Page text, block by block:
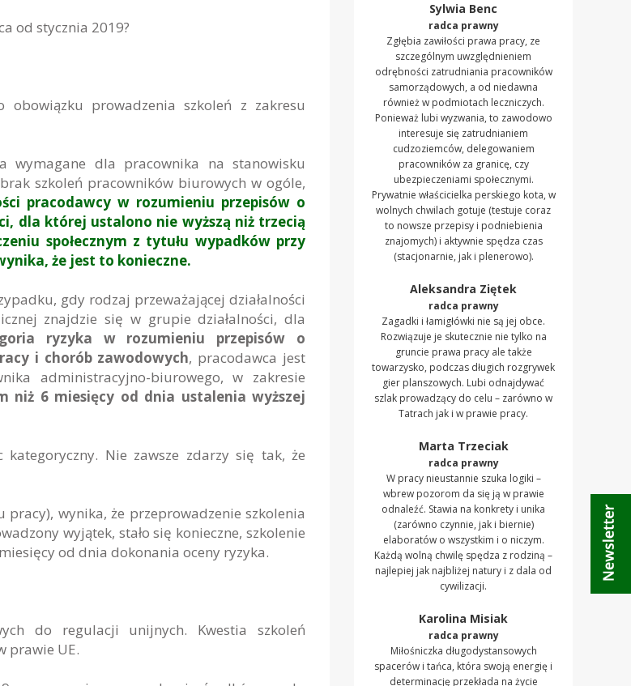
od stycznia 2019?
prowadzenia szkoleń z zakresu
wymagane dla pracownika na stanowisku
szkoleń pracowników biurowych w ogóle,
pracodawcy w rozumieniu przepisów o
dla której ustalono nie wyższą niż trzecią
społecznym z tytułu wypadków przy
że jest to konieczne.
gdy rodzaj przeważającej działalności
znajdzie się w grupie działalności, dla
ryzyka w rozumieniu przepisów o
i chorób zawodowych, pracodawca jest
administracyjno-biurowego, w zakresie
niż 6 miesięcy od dnia ustalenia wyższej
Nie zawsze zdarzy się tak, że
wynika, że przeprowadzenie szkolenia
wyjątek, stało się konieczne, szkolenie
od dnia dokonania oceny ryzyka.
do regulacji unijnych. Kwestia szkoleń
prawie UE.
Sylwia Benc
radca prawny
Zgłębia zawiłości prawa pracy, ze
szczególnym uwzględnieniem
odrębności zatrudniania pracowników
samorządowych, a od niedawna
również w podmiotach leczniczych.
Ponieważ lubi wyzwania, to zawodowo
interesuje się zatrudnianiem
cudzoziemców, delegowaniem
pracowników za granicę, czy
ubezpieczeniami społecznymi.
Prywatnie właścicielka perskiego kota, w
wolnych chwilach gotuje (testuje coraz
to nowsze przepisy i podniebienia
znajomych) i aktywnie spędza czas
(stacjonarnie, jak i plenerowo).
Aleksandra Ziętek
radca prawny
Zagadki i łamigłówki nie są jej obce.
Rozwiązuje je skutecznie nie tylko na
gruncie prawa pracy ale także
towarzysko, podczas długich rozgrywek
gier planszowych. Lubi odnajdywać
szlak prowadzący do celu – zarówno w
Tatrach jak i w prawie pracy.
Marta Trzeciak
radca prawny
W pracy nieustannie szuka logiki –
wbrew pozorom da się ją w prawie
odnaleźć. Stawia na konkrety i unika
(zarówno czynnie, jak i biernie)
elaboratów o wszystkim i o niczym.
Każdą wolną chwilę spędza z rodziną –
najlepiej jak najbliżej natury i z dala od
cywilizacji.
Karolina Misiak
radca prawny
Miłośniczka długodystansowych
spacerów i tańca, która swoją energię i
determinację przekłada na życie